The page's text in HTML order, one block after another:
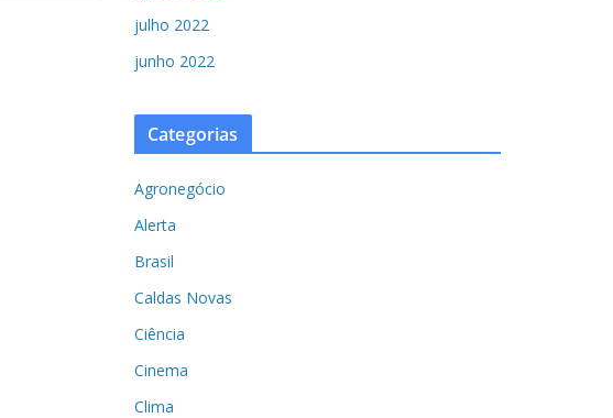
julho 2022
junho 2022
Categorias
Agronegócio
Alerta
Brasil
Caldas Novas
Ciência
Cinema
Clima